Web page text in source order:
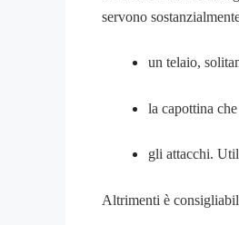
servono
un telaio,
la capottina
gli attacchi.
Altrimenti è